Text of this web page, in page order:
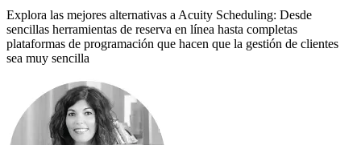
Explora las mejores alternativas a Acuity Scheduling: Desde
sencillas herramientas de reserva en línea hasta completas
plataformas de programación que hacen que la gestión de clientes
sea muy sencilla